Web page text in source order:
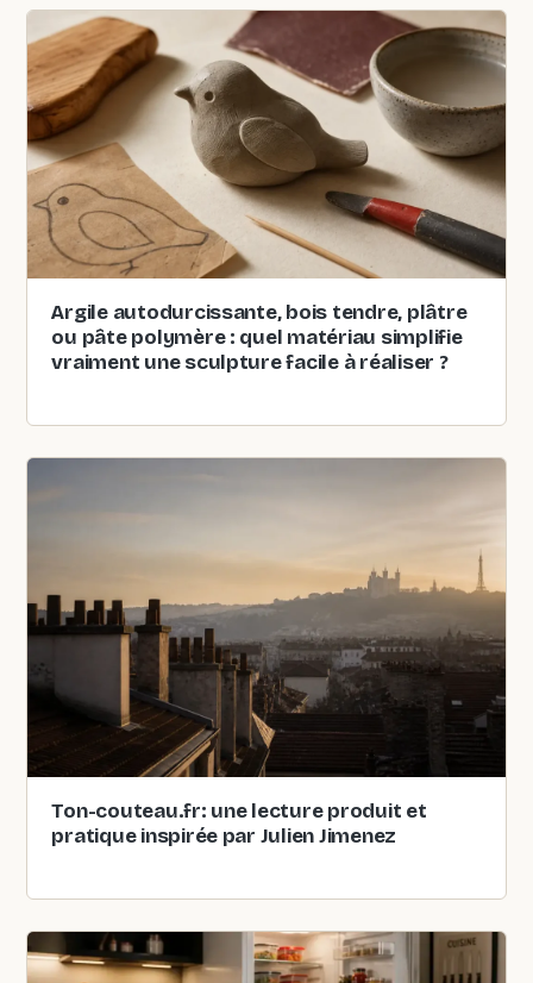
Argile autodurcissante, bois tendre, plâtre
ou pâte polymère : quel matériau simplifie
vraiment une sculpture facile à réaliser ?
Ton-couteau.fr: une lecture produit et
pratique inspirée par Julien Jimenez